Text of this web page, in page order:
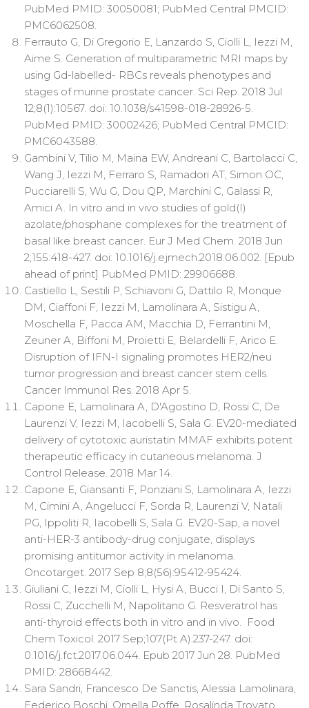
PubMed PMID: 30050081; PubMed Central PMCID:
PMC6062508.
Ferrauto G, Di Gregorio E, Lanzardo S, Ciolli L, Iezzi M,
Aime S. Generation of multiparametric MRI maps by
using Gd-labelled- RBCs reveals phenotypes and
stages of murine prostate cancer. Sci Rep. 2018 Jul
12;8(1):10567. doi: 10.1038/s41598-018-28926-5.
PubMed PMID: 30002426; PubMed Central PMCID:
PMC6043588.
Gambini V, Tilio M, Maina EW, Andreani C, Bartolacci C,
Wang J, Iezzi M, Ferraro S, Ramadori AT, Simon OC,
Pucciarelli S, Wu G, Dou QP, Marchini C, Galassi R,
Amici A. In vitro and in vivo studies of gold(I)
azolate/phosphane complexes for the treatment of
basal like breast cancer. Eur J Med Chem. 2018 Jun
2;155:418-427. doi: 10.1016/j.ejmech.2018.06.002. [Epub
ahead of print] PubMed PMID: 29906688.
Castiello L, Sestili P, Schiavoni G, Dattilo R, Monque
DM, Ciaffoni F, Iezzi M, Lamolinara A, Sistigu A,
Moschella F, Pacca AM, Macchia D, Ferrantini M,
Zeuner A, Biffoni M, Proietti E, Belardelli F, Arico E.
Disruption of IFN-I signaling promotes HER2/neu
tumor progression and breast cancer stem cells.
Cancer Immunol Res. 2018 Apr 5.
Capone E, Lamolinara A, D'Agostino D, Rossi C, De
Laurenzi V, Iezzi M, Iacobelli S, Sala G. EV20-mediated
delivery of cytotoxic auristatin MMAF exhibits potent
therapeutic efficacy in cutaneous melanoma. J
Control Release. 2018 Mar 14.
Capone E, Giansanti F, Ponziani S, Lamolinara A, Iezzi
M, Cimini A, Angelucci F, Sorda R, Laurenzi V, Natali
PG, Ippoliti R, Iacobelli S, Sala G. EV20-Sap, a novel
anti-HER-3 antibody-drug conjugate, displays
promising antitumor activity in melanoma.
Oncotarget. 2017 Sep 8;8(56):95412-95424.
Giuliani C, Iezzi M, Ciolli L, Hysi A, Bucci I, Di Santo S,
Rossi C, Zucchelli M, Napolitano G. Resveratrol has
anti-thyroid effects both in vitro and in vivo. Food
Chem Toxicol. 2017 Sep;107(Pt A):237-247. doi:
0.1016/j.fct.2017.06.044. Epub 2017 Jun 28. PubMed
PMID: 28668442.
Sara Sandri, Francesco De Sanctis, Alessia Lamolinara,
Federico Boschi, Ornella Poffe, Rosalinda Trovato,